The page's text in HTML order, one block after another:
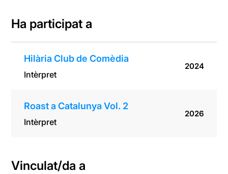
Ha participat a
Hilària Club de Comèdia
Intèrpret
2024
Roast a Catalunya Vol. 2
Intèrpret
2026
Vinculat/da a